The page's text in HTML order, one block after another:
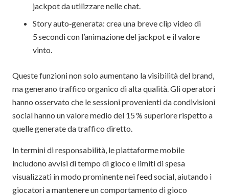
jackpot da utilizzare nelle chat.
Story auto‑generata: crea una breve clip video di
5 secondi con l’animazione del jackpot e il valore
vinto.
Queste funzioni non solo aumentano la visibilità del brand,
ma generano traffico organico di alta qualità. Gli operatori
hanno osservato che le sessioni provenienti da condivisioni
social hanno un valore medio del 15 % superiore rispetto a
quelle generate da traffico diretto.
In termini di responsabilità, le piattaforme mobile
includono avvisi di tempo di gioco e limiti di spesa
visualizzati in modo prominente nei feed social, aiutando i
giocatori a mantenere un comportamento di gioco